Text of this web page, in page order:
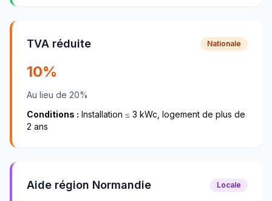
TVA réduite Nationale
10%
Au lieu de 20%
Conditions : Installation ≤ 3 kWc, logement de plus de
2 ans
Aide région Normandie Locale